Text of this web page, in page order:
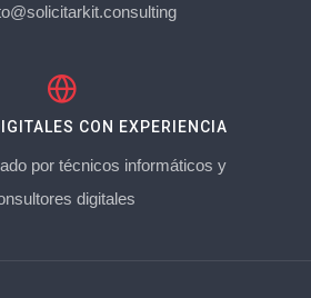
CON EXPERIENCIA
por técnicos informáticos y
digitales